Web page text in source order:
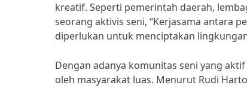
kreatif. Seperti pemerintah daerah,
seorang aktivis seni, “Kerjasama antara
diperlukan untuk menciptakan
Dengan adanya komunitas seni yang
oleh masyarakat luas. Menurut Rudi